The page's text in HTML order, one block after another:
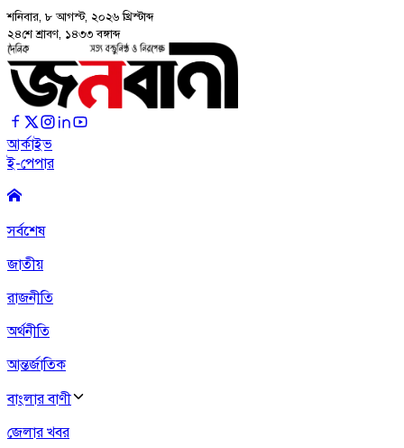
শনিবার, ৮ আগস্ট, ২০২৬ খ্রিস্টাব্দ
২৪শে শ্রাবণ, ১৪৩৩ বঙ্গাব্দ
আর্কাইভ
ই-পেপার
সর্বশেষ
জাতীয়
রাজনীতি
অর্থনীতি
আন্তর্জাতিক
বাংলার বাণী
জেলার খবর